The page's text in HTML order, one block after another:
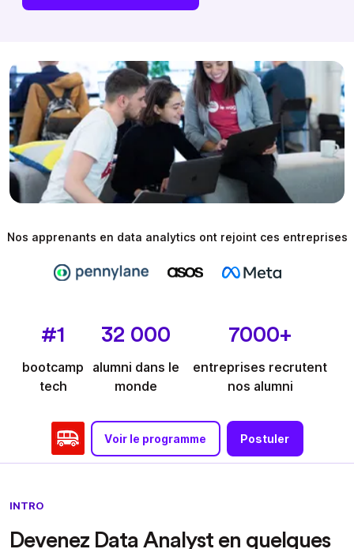
Nos apprenants en data analytics ont rejoint ces entreprises
#1
bootcamp
tech
32 000
alumni dans le
monde
7000+
entreprises recrutent
nos alumni
Voir le programme Postuler
INTRO
Devenez Data Analyst en quelques